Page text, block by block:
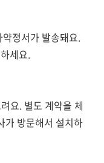
정서가 발송돼요.
세요.
요. 별도 계약을 체
가 방문해서 설치하